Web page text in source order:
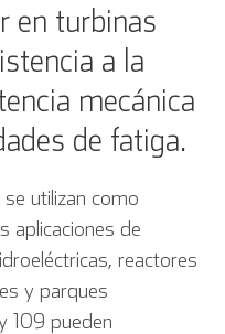
en turbinas
a la
mecánica
de fatiga.
utilizan como
aplicaciones de
reactores
y parques
109 pueden